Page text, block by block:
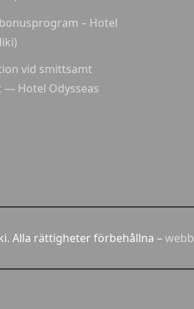
– Hotel
vid smittsamt
Hotel Odysseas
Alla rättigheter förbehållna –